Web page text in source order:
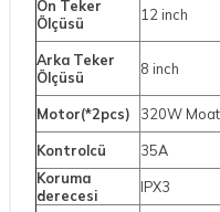
Ön Teker
Ölçüsü
12 inch
Arka Teker
Ölçüsü
8 inch
Motor(*2pcs) 320W
Kontrolcü 35A
Koruma
derecesi
IPX3